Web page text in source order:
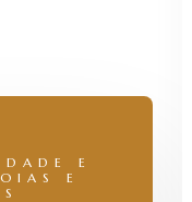
E
E